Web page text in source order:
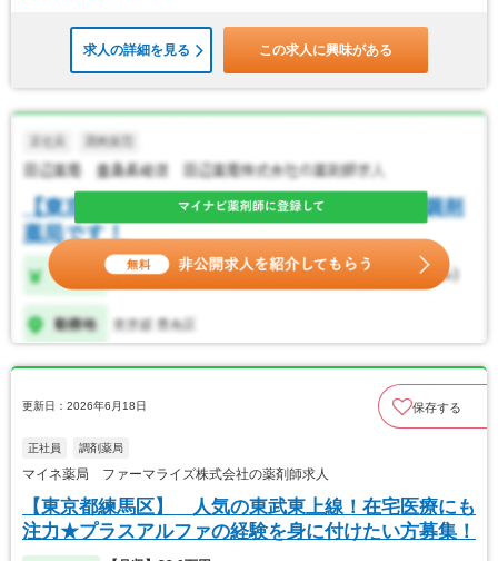
求人の詳細を見る この求人に興味がある
更新日：2026年6月18日 保存する
正社員 調剤薬局
マイネ薬局 ファーマライズ株式会社の薬剤師求人
【東京都練馬区】 人気の東武東上線！在宅医療にも
注力★プラスアルファの経験を身に付けたい方募集！